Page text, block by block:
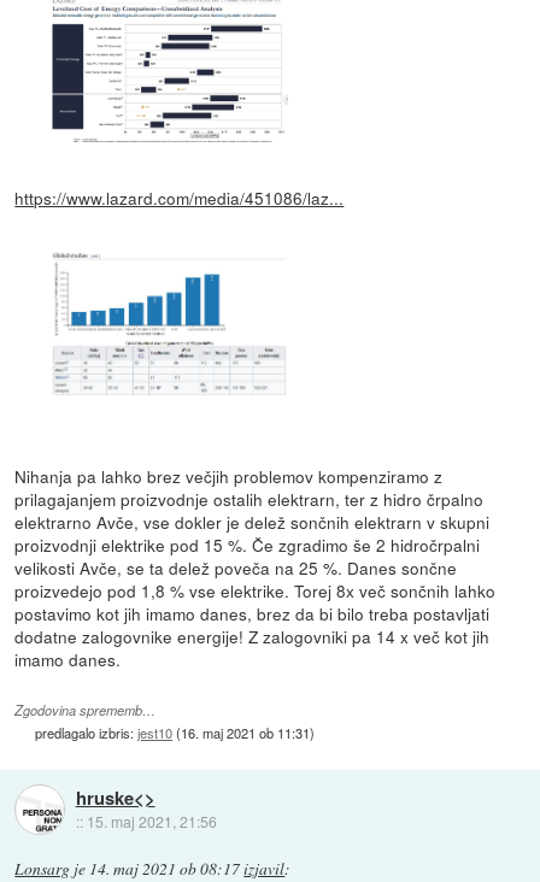
https://www.lazard.com/media/451086/laz...
Nihanja pa lahko brez večjih problemov kompenziramo z
prilagajanjem proizvodnje ostalih elektrarn, ter z hidro črpalno
elektrarno Avče, vse dokler je delež sončnih elektrarn v skupni
proizvodnji elektrike pod 15 %. Če zgradimo še 2 hidročrpalni
velikosti Avče, se ta delež poveča na 25 %. Danes sončne
proizvedejo pod 1,8 % vse elektrike. Torej 8x več sončnih lahko
postavimo kot jih imamo danes, brez da bi bilo treba postavljati
dodatne zalogovnike energije! Z zalogovniki pa 14 x več kot jih
imamo danes.
Zgodovina sprememb…
predlagalo izbris:jest10(16. maj 2021 ob 11:31)
hruske<>
:: 15. maj 2021, 21:56
Lonsarg je 14. maj 2021 ob 08:17izjavil: